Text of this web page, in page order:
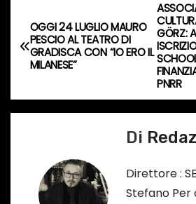
o
r
s
…
N
a
v
i
GÖRZ:
PNRR
OGGI 24 LUGLIO MAURO
PESCIO AL TEATRO DI
GRADISCA CON “IO ERO IL
MILANESE”
Di
Direttore :
Stefano Per